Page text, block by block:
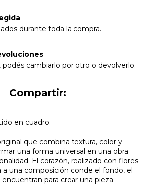
durante toda la compra.
podés cambiarlo por otro o devolverlo.
Compartir:
en cuadro.
que combina textura, color y
una forma universal en una obra
El corazón, realizado con flores
a una composición donde el fondo, el
para crear una pieza